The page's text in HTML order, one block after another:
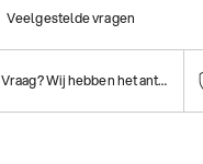
Veelgestelde vragen
Vraag? Wij hebben het antwoord!